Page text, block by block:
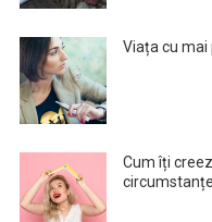
Viața cu
Cum îți